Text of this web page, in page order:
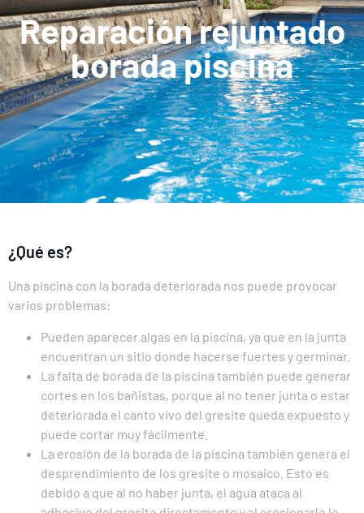
Reparación rejuntado
borada piscina
¿Qué es?
Una piscina con la borada deteriorada nos puede provocar
varios problemas:
Pueden aparecer algas en la piscina, ya que en la junta
encuentran un sitio donde hacerse fuertes y germinar.
La falta de borada de la piscina también puede generar
cortes en los bañistas, porque al no tener junta o estar
deteriorada el canto vivo del gresite queda expuesto y
puede cortar muy fácilmente.
La erosión de la borada de la piscina también genera el
desprendimiento de los gresite o mosaico. Esto es
debido a que al no haber junta, el agua ataca al